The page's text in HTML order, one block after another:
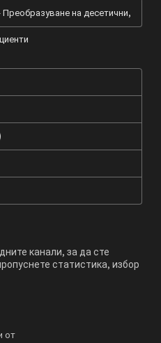
на десетични,
канали, за да сте
статистика, избор
от